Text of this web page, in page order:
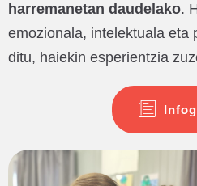
harremanetan daudelako.
emozionala, intelektuala eta
ditu, haiekin esperientzia